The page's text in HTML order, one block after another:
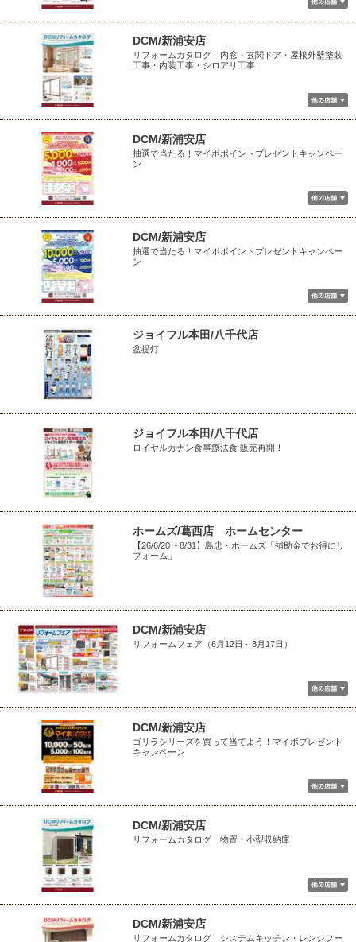
DCM/新浦安店
リフォームカタログ 内窓・玄関ドア・屋根外壁塗装
工事・内装工事・シロアリ工事
DCM/新浦安店
抽選で当たる！マイボポイントプレゼントキャンペー
ン
DCM/新浦安店
抽選で当たる！マイボポイントプレゼントキャンペー
ン
ジョイフル本田/八千代店
盆提灯
ジョイフル本田/八千代店
ロイヤルカナン食事療法食 販売再開！
ホームズ/葛西店 ホームセンター
【26/6/20 ~ 8/31】島忠・ホームズ「補助金でお得にリ
フォーム」
DCM/新浦安店
リフォームフェア（6月12日～8月17日）
DCM/新浦安店
ゴリラシリーズを買って当てよう！マイボプレゼント
キャンペーン
DCM/新浦安店
リフォームカタログ 物置・小型収納庫
DCM/新浦安店
リフォームカタログ システムキッチン・レンジフー